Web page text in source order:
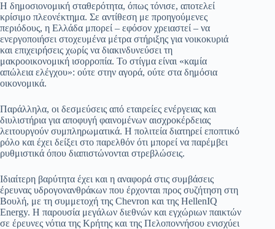
Η δημοσιονομική σταθερότητα, όπως τόνισε, αποτελεί
κρίσιμο πλεονέκτημα. Σε αντίθεση με προηγούμενες
περιόδους, η Ελλάδα μπορεί – εφόσον χρειαστεί – να
ενεργοποιήσει στοχευμένα μέτρα στήριξης για νοικοκυριά
και επιχειρήσεις χωρίς να διακινδυνεύσει τη
μακροοικονομική ισορροπία. Το στίγμα είναι «καμία
απώλεια ελέγχου»: ούτε στην αγορά, ούτε στα δημόσια
οικονομικά.
Παράλληλα, οι δεσμεύσεις από εταιρείες ενέργειας και
διυλιστήρια για αποφυγή φαινομένων αισχροκέρδειας
λειτουργούν συμπληρωματικά. Η πολιτεία διατηρεί εποπτικό
ρόλο και έχει δείξει στο παρελθόν ότι μπορεί να παρέμβει
ρυθμιστικά όπου διαπιστώνονται στρεβλώσεις.
Ιδιαίτερη βαρύτητα έχει και η αναφορά στις συμβάσεις
έρευνας υδρογονανθράκων που έρχονται προς συζήτηση στη
Βουλή, με τη συμμετοχή της Chevron και της HellenIQ
Energy. Η παρουσία μεγάλων διεθνών και εγχώριων παικτών
σε έρευνες νότια της Κρήτης και της Πελοποννήσου ενισχύει